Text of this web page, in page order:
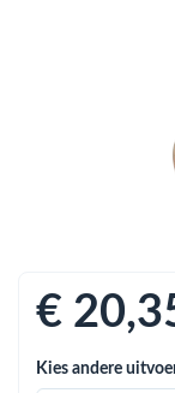
(Rookkanalen)
€ 20
Kies andere